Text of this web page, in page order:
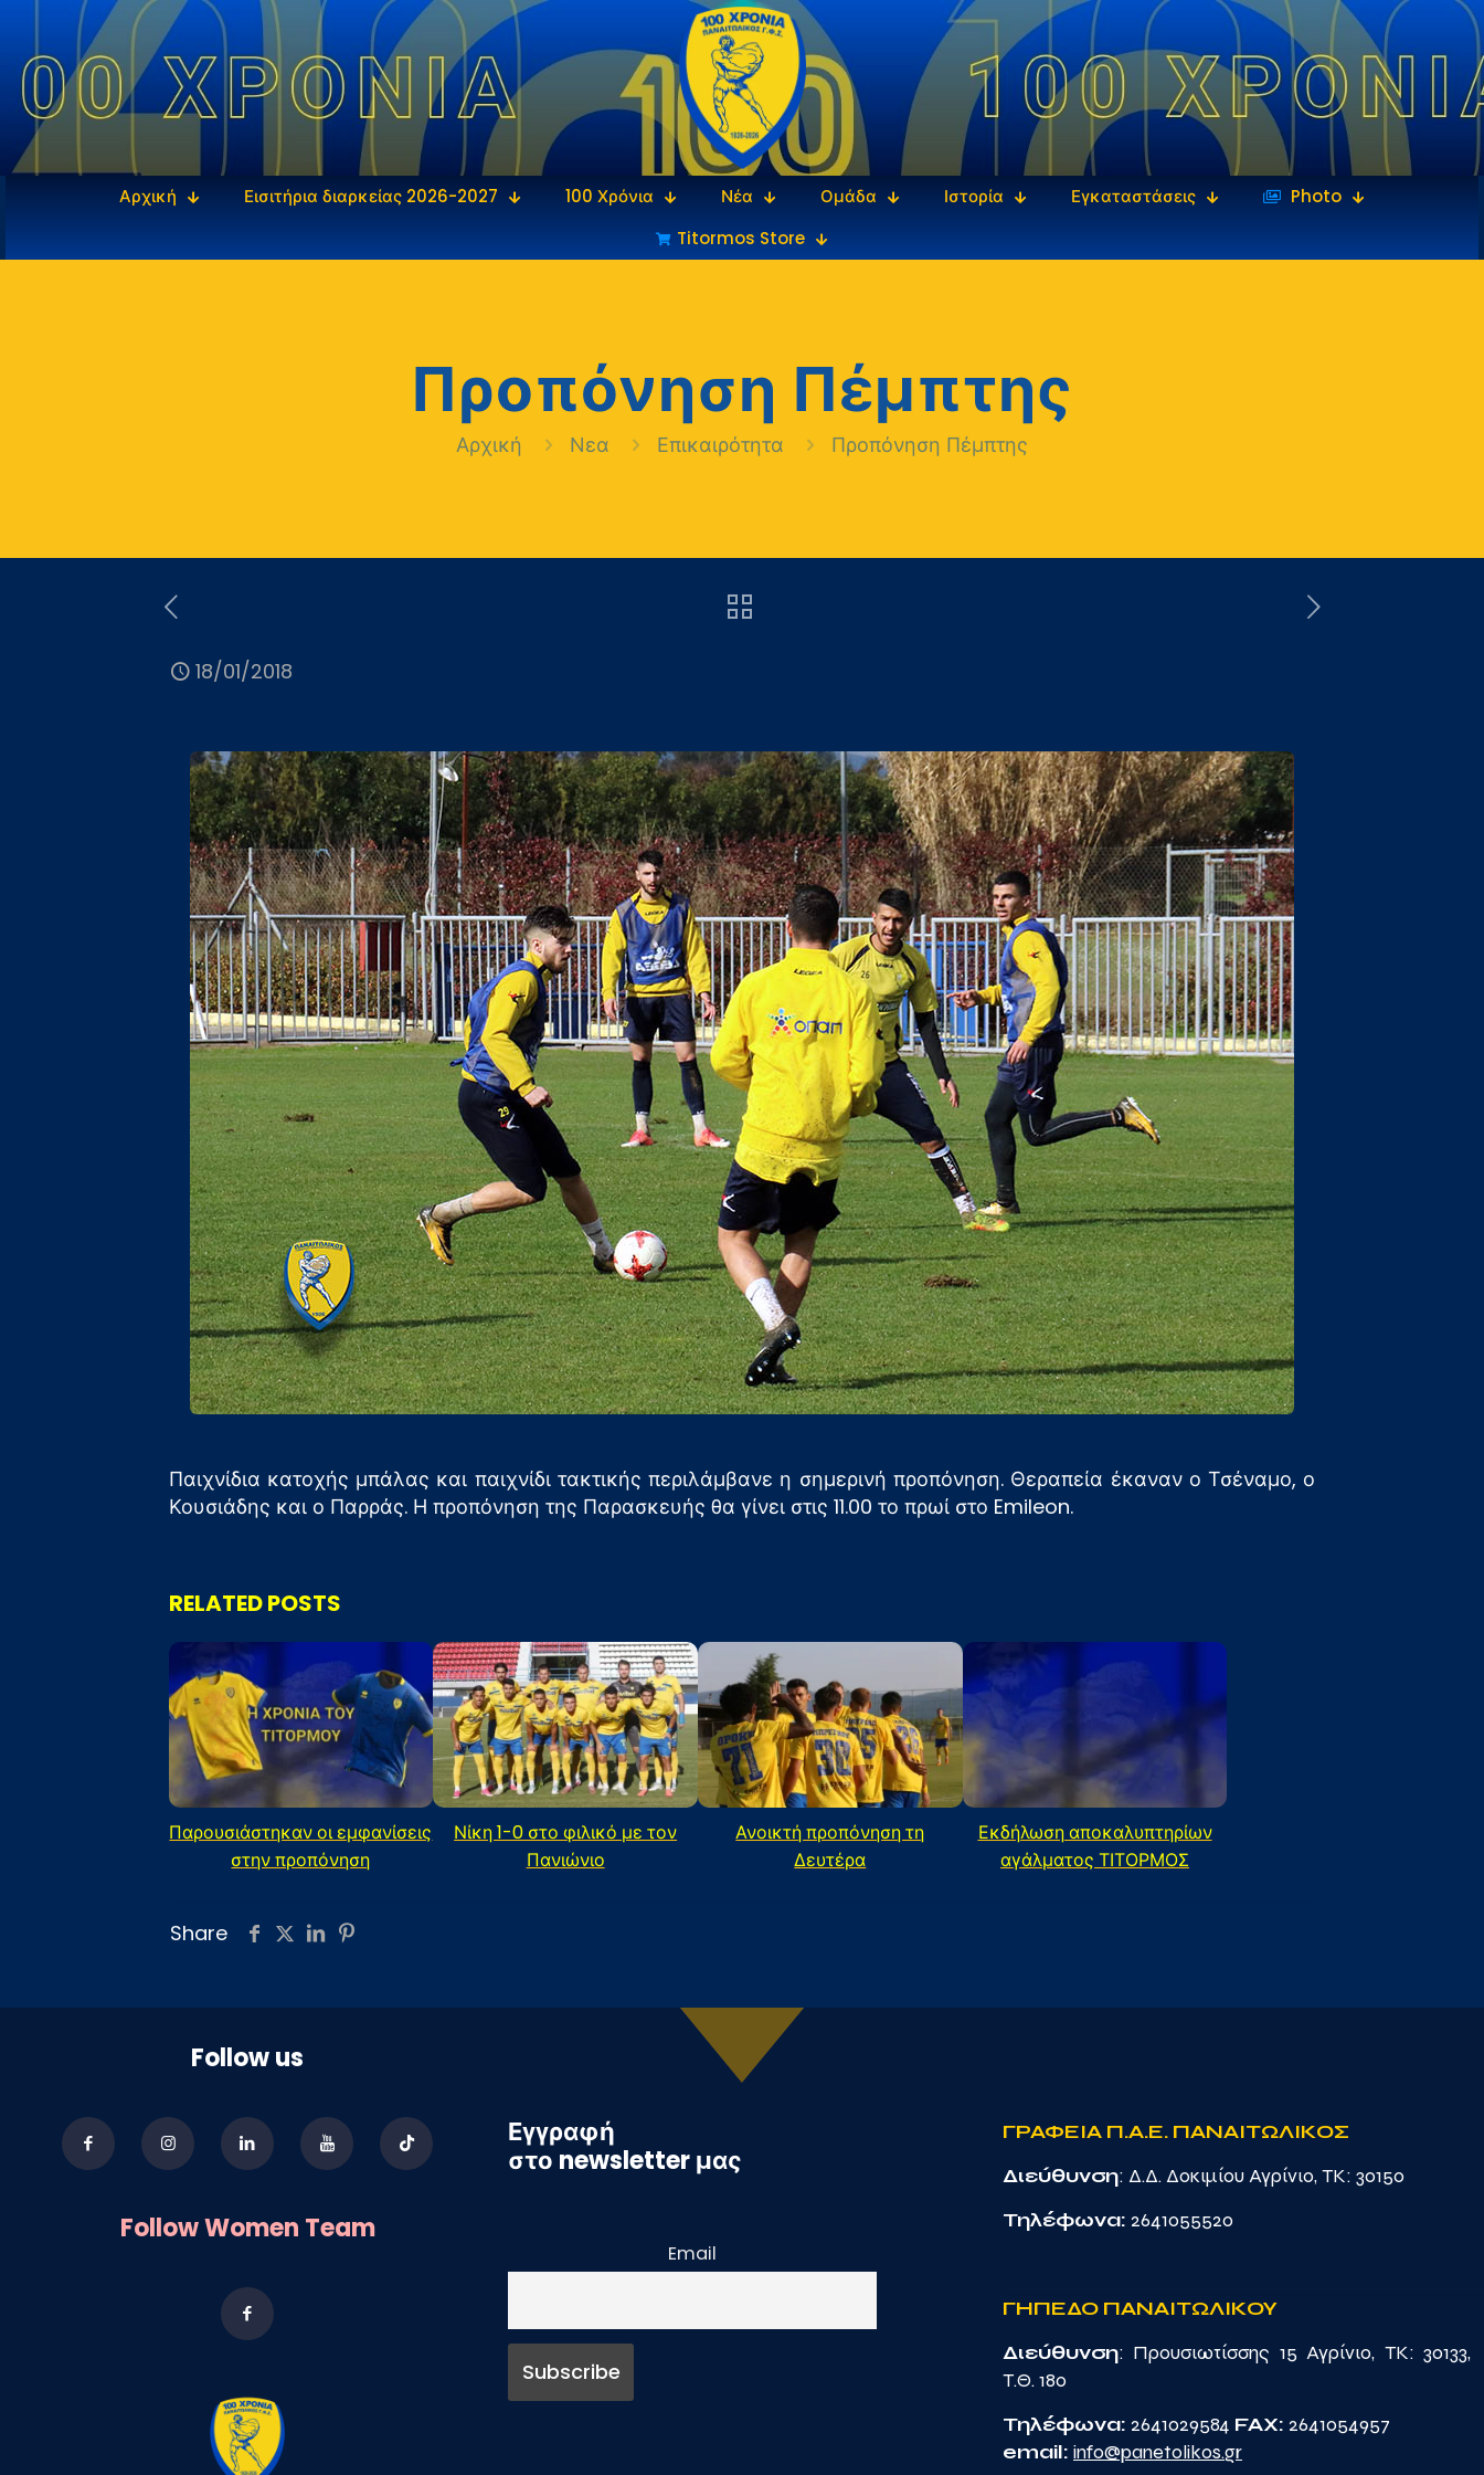
Αρχική Εισιτήρια διαρκείας 2026-2027 100 Χρόνια Νέα Ομάδα Ιστορία Εγκαταστάσεις
‎‏‏‎ ‎Photo
Titormos Store
Προπόνηση Πέμπτης
Αρχική Νεα Επικαιρότητα Προπόνηση Πέμπτης
18/01/2018
Παιχνίδια κατοχής μπάλας και παιχνίδι τακτικής περιλάμβανε η σημερινή προπόνηση. Θεραπεία έκαναν ο Τσέναμο, ο
Κουσιάδης και ο Παρράς. Η προπόνηση της Παρασκευής θα γίνει στις 11.00 το πρωί στο Emileon.
RELATED POSTS
Παρουσιάστηκαν οι εμφανίσεις
στην προπόνηση
Νίκη 1-0 στο φιλικό με τον
Πανιώνιο
Ανοικτή προπόνηση τη
Δευτέρα
Εκδήλωση αποκαλυπτηρίων
αγάλματος ΤΙΤΟΡΜΟΣ
Share
Follow us
Follow Women Team
Εγγραφή
στο newsletter μας
Email
ΓΡΑΦΕΙΑ Π.Α.Ε. ΠΑΝΑΙΤΩΛΙΚΟΣ
Διεύθυνση: Δ.Δ. Δοκιμίου Αγρίνιο, TK: 30150
Τηλέφωνα: 2641055520
ΓΗΠΕΔΟ ΠΑΝΑΙΤΩΛΙΚΟΥ
Διεύθυνση: Προυσιωτίσσης 15 Αγρίνιο, TK: 30133,
Τ.Θ. 180
Τηλέφωνα: 2641029584 FAX: 2641054957
email: info@panetolikos.gr